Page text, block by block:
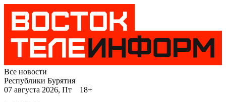
Все новости
Республики Бурятия
07 августа 2026, Пт 18+